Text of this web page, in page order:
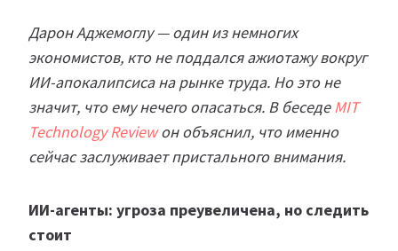
Дарон Аджемоглу — один из немногих
экономистов, кто не поддался ажиотажу вокруг
ИИ-апокалипсиса на рынке труда. Но это не
значит, что ему нечего опасаться. В беседеMIT
Technology Reviewон объяснил, что именно
сейчас заслуживает пристального внимания.
ИИ-агенты: угроза преувеличена, но следить
стоит